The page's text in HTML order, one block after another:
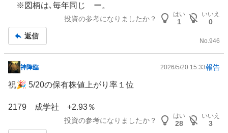
※図柄は､毎年同じ ー。
投資の参考になりましたか？
はい
1
いいえ
0
返信
No.946
掲
示
記
神降臨 2026/5/20 15:33報告
祝🎉 5/20の保有株値上がり率１位
2179 成学社 +2.93％
投資の参考になりましたか？
はい
28
いいえ
3